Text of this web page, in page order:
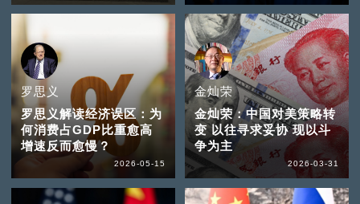
罗思义
罗思义解读经济误区：为
何消费占GDP比重愈高
增速反而愈慢？
2026-05-15
金灿荣
金灿荣：中国对美策略转
变 以往寻求妥协 现以斗
争为主
2026-03-31